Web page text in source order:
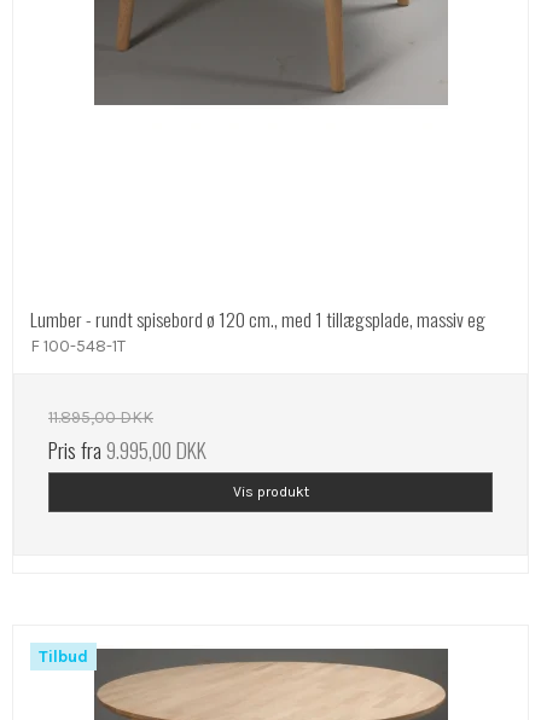
Lumber - rundt spisebord ø 120 cm., med 1 tillægsplade, massiv eg
F 100-548-1T
11.895,00 DKK
Pris fra9.995,00 DKK
Vis produkt
Tilbud